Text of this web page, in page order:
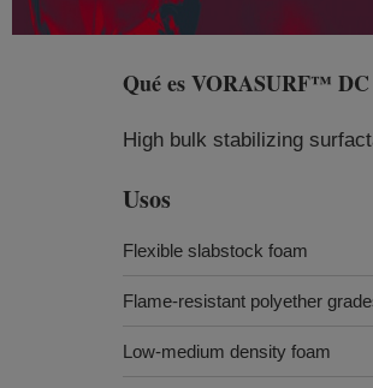
Qué esVORASURF™ DC
High bulk stabilizing
Usos
Flexible slabstock foam
Flame-resistant polyether
Low-medium density foam